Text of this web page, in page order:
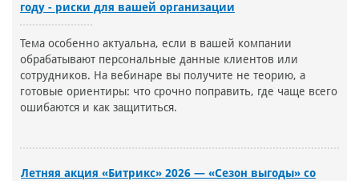
году - риски для вашей организации
Тема особенно актуальна, если в вашей компании
обрабатывают персональные данные клиентов или
сотрудников. На вебинаре вы получите не теорию, а
готовые ориентиры: что срочно поправить, где чаще всего
ошибаются и как защититься.
Летняя акция «Битрикс» 2026 — «Сезон выгоды» со